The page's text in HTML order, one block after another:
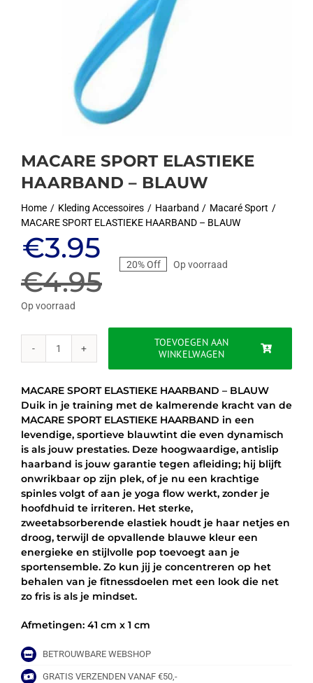
MACARE SPORT ELASTIEKE
HAARBAND – BLAUW
Home Kleding Accessoires Haarband
Macaré Sport
MACARE SPORT ELASTIEKE HAARBAND – BLAUW
€4.95
Oorspronkelijke
prijs
was:
€4.95.
€3.95
Huidige
prijs
is:
€3.95.
20% Off Op voorraad
Op voorraad
MACARE
HAARBAND
-
BLAUW
aantal
TOEVOEGEN AAN
WINKELWAGEN
MACARE SPORT ELASTIEKE HAARBAND – BLAUW
Duik in je training met de kalmerende kracht van de
MACARE SPORT ELASTIEKE HAARBAND in een
levendige, sportieve blauwtint die even dynamisch
is als jouw prestaties. Deze hoogwaardige, antislip
haarband is jouw garantie tegen afleiding; hij blijft
onwrikbaar op zijn plek, of je nu een krachtige
spinles volgt of aan je yoga flow werkt, zonder je
hoofdhuid te irriteren. Het sterke,
zweetabsorberende elastiek houdt je haar netjes en
droog, terwijl de opvallende blauwe kleur een
energieke en stijlvolle pop toevoegt aan je
sportensemble. Zo kun jij je concentreren op het
behalen van je fitnessdoelen met een look die net
zo fris is als je mindset.
Afmetingen: 41 cm x 1 cm
BETROUWBARE WEBSHOP
GRATIS VERZENDEN VANAF €50,-